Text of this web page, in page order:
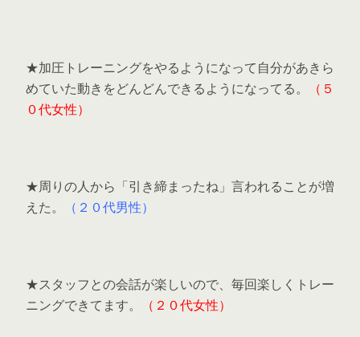
★加圧トレーニングをやるようになって自分があきら
めていた動きをどんどんできるようになってる。
（５
０代女性）
★周りの人から「引き締まったね」言われることが増
えた。
（２０代男性）
★スタッフとの会話が楽しいので、毎回楽しくトレー
ニングできてます。
（２０代女性）